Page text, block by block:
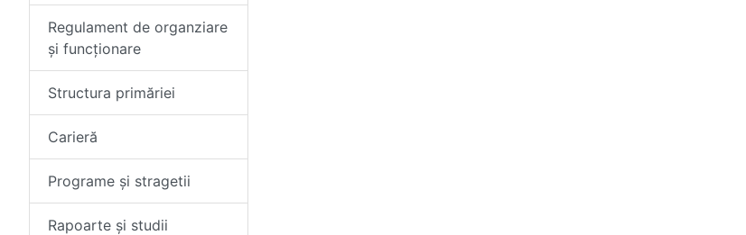
Regulament de organziare
și funcționare
Structura primăriei
Carieră
Programe și stragetii
Rapoarte și studii